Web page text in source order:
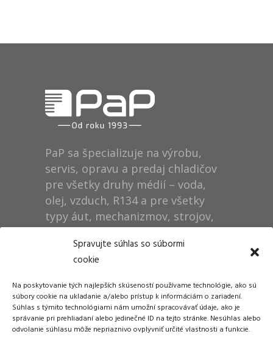
Spravujte súhlas so súbormi
cookie
Na poskytovanie tých najlepších skúseností používame technológie, ako sú
súbory cookie na ukladanie a/alebo prístup k informáciám o zariadení.
Súhlas s týmito technológiami nám umožní spracovávať údaje, ako je
správanie pri prehliadaní alebo jedinečné ID na tejto stránke. Nesúhlas alebo
odvolanie súhlasu môže nepriaznivo ovplyvniť určité vlastnosti a funkcie.
PaP sa špecializuje na výrobu,
servis, opravu a predaj chladičov
pre všetky druhy médií – voda,
olej, vzduch, R134 a pre všetky
typy áut, mechanizmov, strojov,
technológií, rušňov…
Dušan Pytel P a P
ŠM Stráže
058 01 Poprad